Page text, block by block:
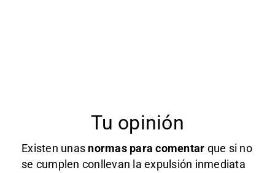
Tu opinión
Existen unas normas para comentar que si no
se cumplen conllevan la expulsión inmediata